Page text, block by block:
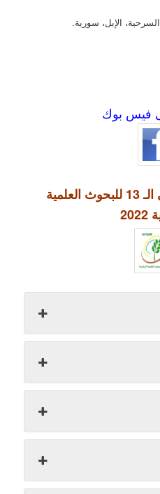
السرحية، الإبل، سورية.
فيس بوك
أبحاث المؤتمر العلمي الـ 13 للبحوث العلمية